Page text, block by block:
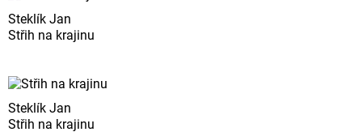
Steklík Jan
Střih na krajinu
Steklík Jan
Střih na krajinu